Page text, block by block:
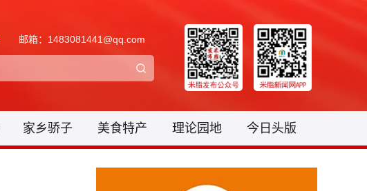
邮箱：1483081441@qq.com
家乡骄子 美食特产 理论园地 今日头版